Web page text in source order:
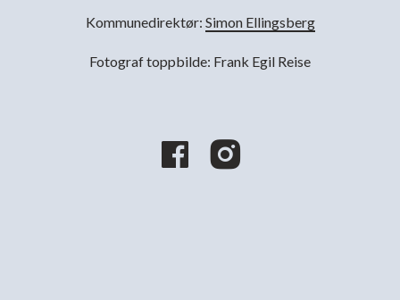
Kommunedirektør: Simon Ellingsberg
Fotograf toppbilde: Frank Egil Reise